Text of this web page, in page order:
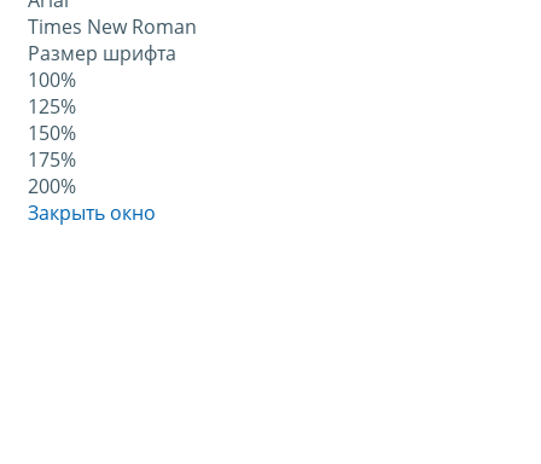
Times New Roman
Размер шрифта
100%
125%
150%
175%
200%
Закрыть окно